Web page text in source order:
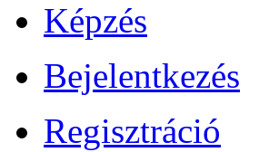
Képzés
Bejelentkezés
Regisztráció